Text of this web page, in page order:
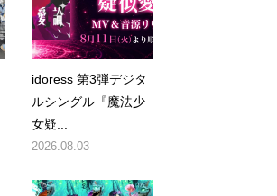
idoress 第3弾デジタ
ルシングル『魔法少
女疑...
2026.08.03